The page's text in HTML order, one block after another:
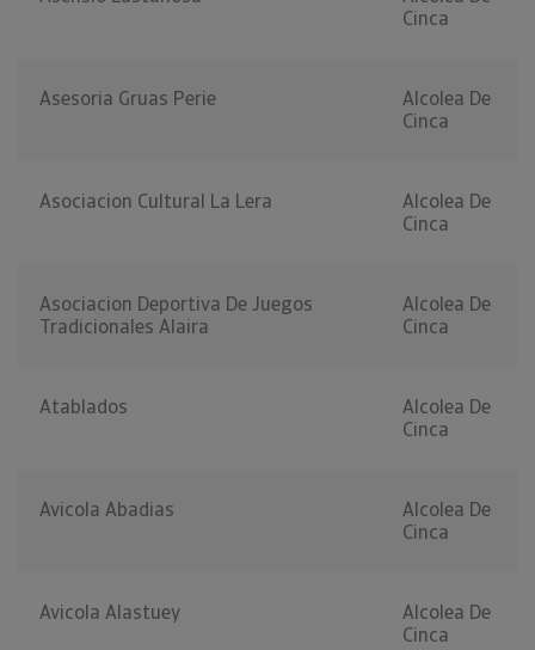
Cinca
Asesoria Gruas Perie
Alcolea De
Cinca
Asociacion Cultural La Lera
Alcolea De
Cinca
Asociacion Deportiva De Juegos
Tradicionales Alaira
Alcolea De
Cinca
Atablados
Alcolea De
Cinca
Avicola Abadias
Alcolea De
Cinca
Avicola Alastuey
Alcolea De
Cinca